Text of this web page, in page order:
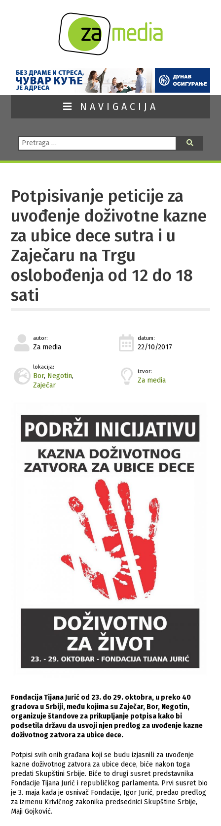
NAVIGACIJA
Pretraga:
Potpisivanje peticije za
uvođenje doživotne kazne
za ubice dece sutra i u
Zaječaru na Trgu
oslobođenja od 12 do 18
sati
autor:
Za media
datum:
22/10/2017
lokacija:
Bor, Negotin,
Zaječar
izvor:
Za media
Fondacija Tijana Jurić od 23. do 29. oktobra, u preko 40
gradova u Srbiji, među kojima su Zaječar, Bor, Negotin,
organizuje štandove za prikupljanje potpisa kako bi
podsetila državu da usvoji njen predlog za uvođenje kazne
doživotnog zatvora za ubice dece.
Potpisi svih onih građana koji se budu izjasnili za uvođenje
kazne doživotnog zatvora za ubice dece, biće nakon toga
predati Skupštini Srbije. Biće to drugi susret predstavnika
Fondacije Tijana Jurić i republičkog parlamenta. Prvi susret bio
je 3. maja kada je osnivač Fondacije, Igor Jurić, predao predlog
za izmenu Krivičnog zakonika predsednici Skupštine Srbije,
Maji Gojković.